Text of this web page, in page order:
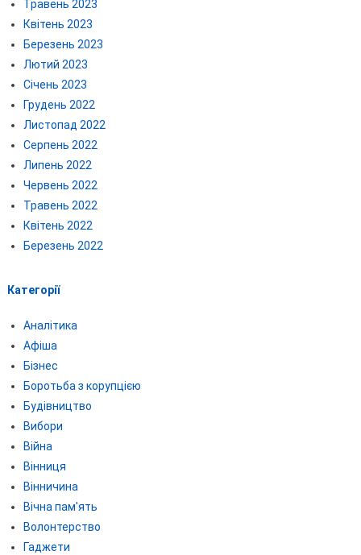
Травень 2023
Квітень 2023
Березень 2023
Лютий 2023
Січень 2023
Грудень 2022
Листопад 2022
Серпень 2022
Липень 2022
Червень 2022
Травень 2022
Квітень 2022
Березень 2022
Категорії
Аналітика
Афіша
Бізнес
Боротьба з корупцією
Будівництво
Вибори
Війна
Вінниця
Вінничина
Вічна пам'ять
Волонтерство
Гаджети